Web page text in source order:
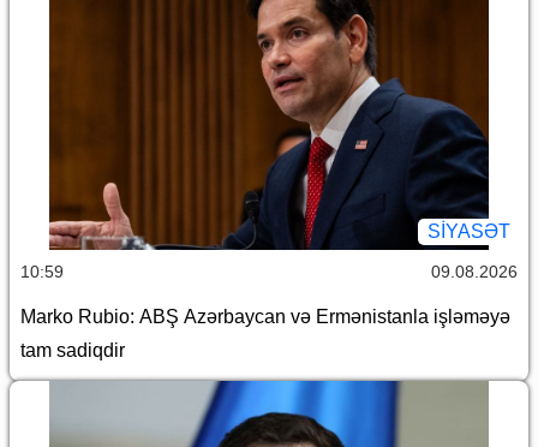
SİYASƏT
10:59 09.08.2026
Marko Rubio: ABŞ Azərbaycan və Ermənistanla işləməyə
tam sadiqdir